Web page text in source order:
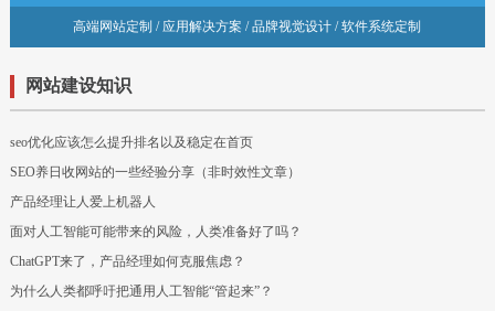
高端网站定制 / 应用解决方案 / 品牌视觉设计 / 软件系统定制
网站建设知识
seo优化应该怎么提升排名以及稳定在首页
SEO养日收网站的一些经验分享（非时效性文章）
产品经理让人爱上机器人
面对人工智能可能带来的风险，人类准备好了吗？
ChatGPT来了，产品经理如何克服焦虑？
为什么人类都呼吁把通用人工智能“管起来”？